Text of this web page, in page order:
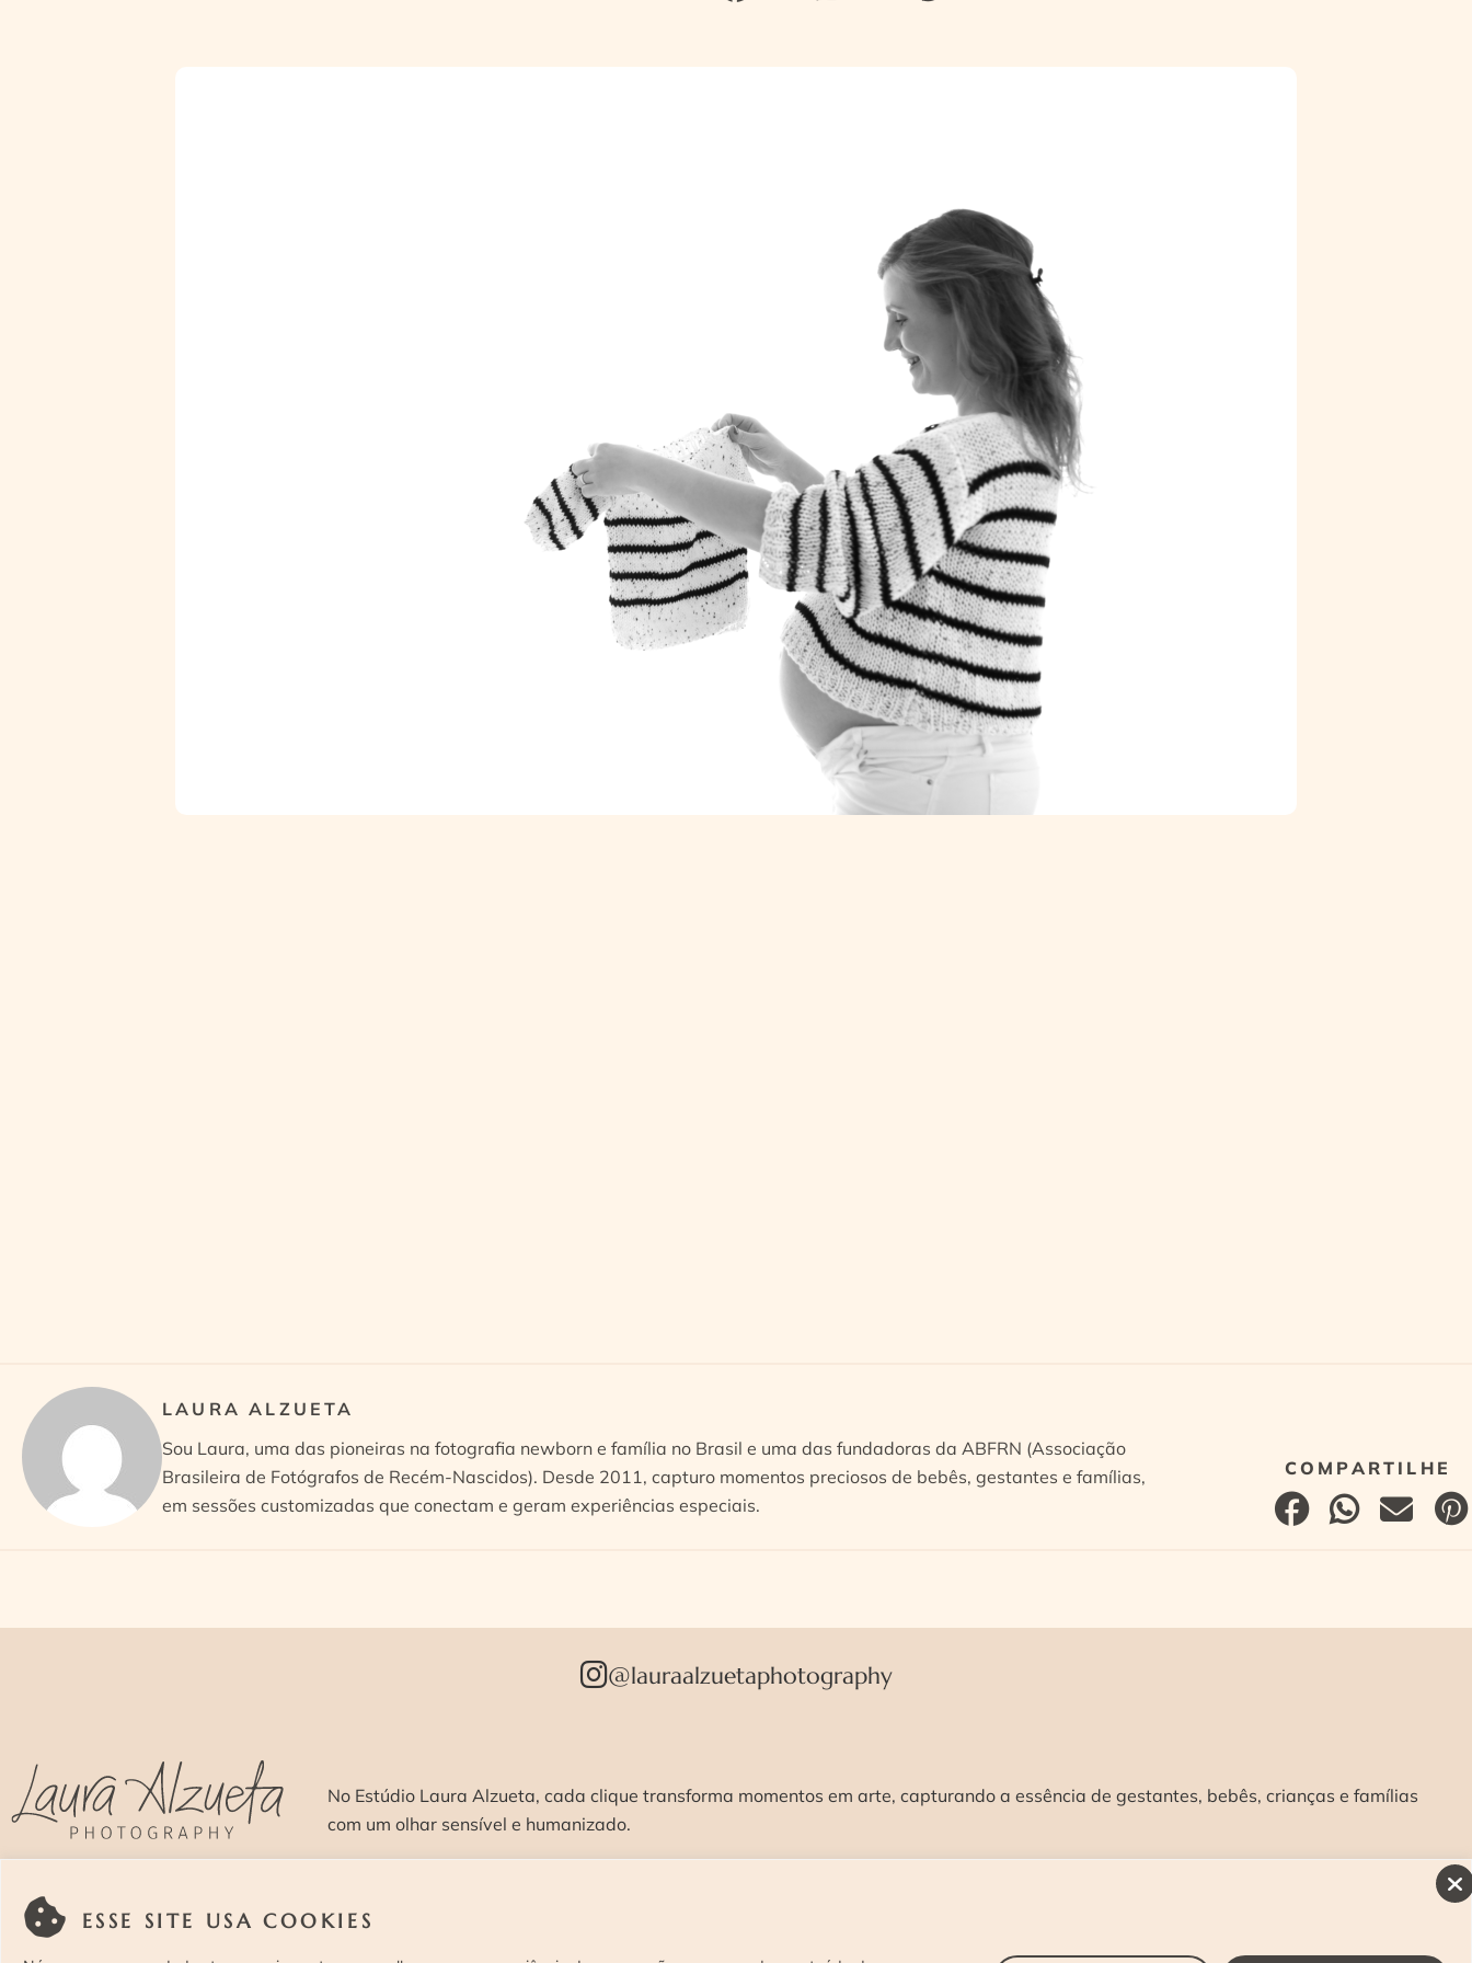
ESSE SITE USA COOKIES
LAURA ALZUETA
Sou Laura, uma das pioneiras na fotografia newborn e família no Brasil e uma das fundadoras da ABFRN (Associação
Brasileira de Fotógrafos de Recém-Nascidos). Desde 2011, capturo momentos preciosos de bebês, gestantes e famílias,
em sessões customizadas que conectam e geram experiências especiais.
@lauraalzuetaphotography
No Estúdio Laura Alzueta, cada clique transforma momentos em arte, capturando a essência de gestantes, bebês, crianças e famílias
com um olhar sensível e humanizado.
SOBRE >
INSCREVA-SE E RECEBA NOSSAS NOVIDADES: